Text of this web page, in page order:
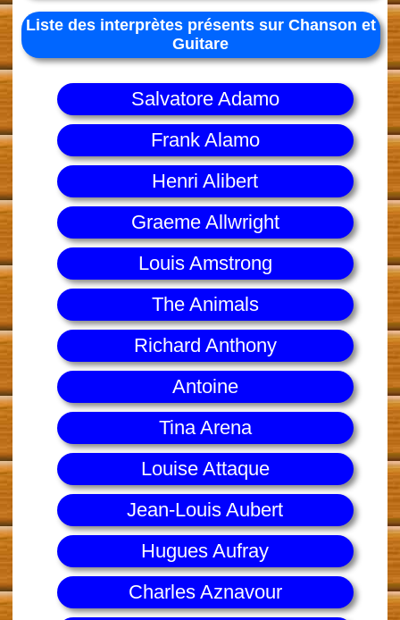
Liste des interprètes présents sur Chanson et
Guitare
Salvatore Adamo
Frank Alamo
Henri Alibert
Graeme Allwright
Louis Amstrong
The Animals
Richard Anthony
Antoine
Tina Arena
Louise Attaque
Jean-Louis Aubert
Hugues Aufray
Charles Aznavour